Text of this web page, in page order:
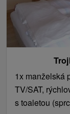
1x manželská
TV/SAT,
s toaletou